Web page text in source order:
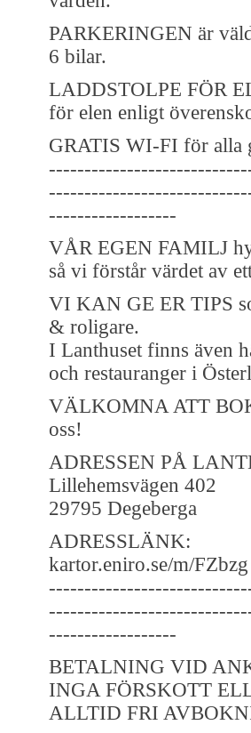
PARKERINGEN är
6 bilar.
LADDSTOLPE FÖR
för elen enligt
GRATIS WI-FI för alla
------------------
VÅR EGEN FAMILJ
så vi förstår värdet av
VI KAN GE ER TIPS
& roligare.
I Lanthuset finns även
och restauranger i
VÄLKOMNA ATT
oss!
ADRESSEN PÅ
Lillehemsvägen 402
29795 Degeberga
ADRESSLÄNK:
kartor.eniro.se/m/FZbzg
------------------
BETALNING VID
INGA FÖRSKOTT
ALLTID FRI